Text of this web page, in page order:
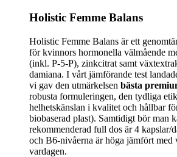
Holistic Femme Balans
Holistic Femme Balans är ett
för kvinnors hormonella välmående
(inkl. P-5-P), zinkcitrat samt
damiana. I vårt jämförande test
vi gav den utmärkelsen bästa
robusta formuleringen, den tydliga
helhetskänslan i kvalitet och hållbar
biobaserad plast). Samtidigt bör man
rekommenderad full dos är 4 kapslar/
och B6-nivåerna är höga jämfört med
vardagen.